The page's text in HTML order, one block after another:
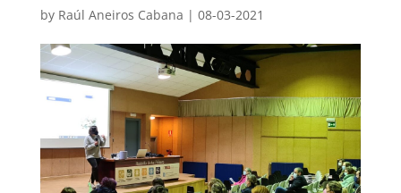
by Raúl Aneiros Cabana | 08-03-2021